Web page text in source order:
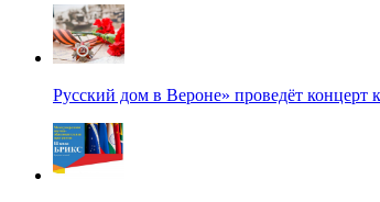
Русский дом в Вероне» проведёт